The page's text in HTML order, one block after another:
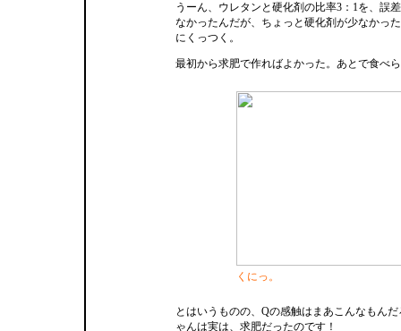
うーん、ウレタンと硬化剤の比率3：1を、誤
なかったんだが、ちょっと硬化剤が少なかっ
にくっつく。
最初から求肥で作ればよかった。あとで食べ
くにっ。
とはいうものの、Qの感触はまあこんなもん
ゃんは実は、求肥だったのです！